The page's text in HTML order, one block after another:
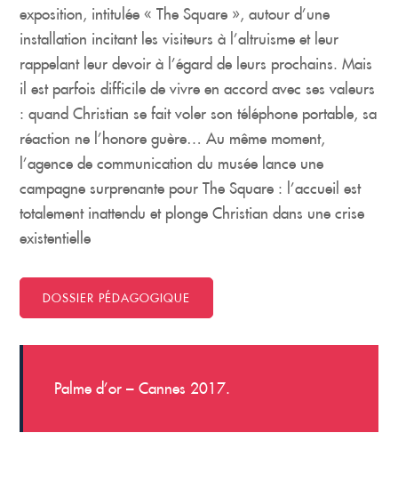
exposition, intitulée « The Square », autour d’une
installation incitant les visiteurs à l’altruisme et leur
rappelant leur devoir à l’égard de leurs prochains. Mais
il est parfois difficile de vivre en accord avec ses valeurs
: quand Christian se fait voler son téléphone portable, sa
réaction ne l’honore guère… Au même moment,
l’agence de communication du musée lance une
campagne surprenante pour The Square : l’accueil est
totalement inattendu et plonge Christian dans une crise
existentielle
DOSSIER PÉDAGOGIQUE
Palme d’or – Cannes 2017.